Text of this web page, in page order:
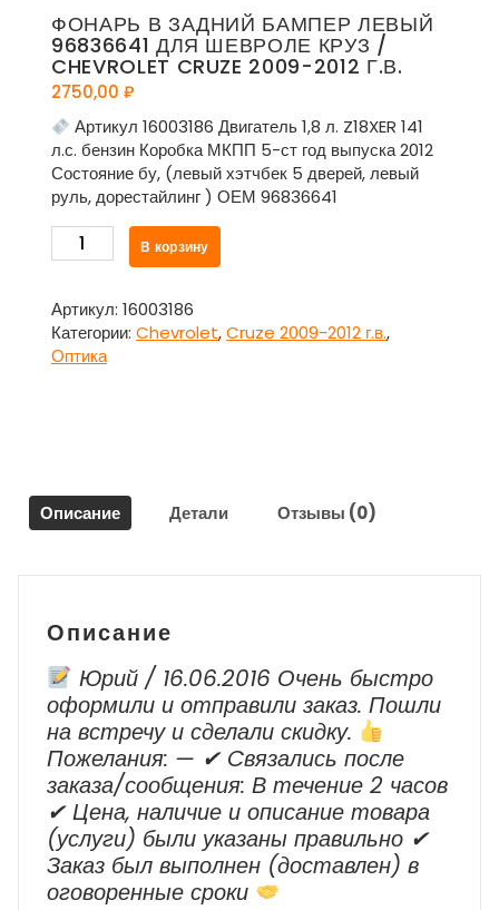
ФОНАРЬ В ЗАДНИЙ БАМПЕР ЛЕВЫЙ
96836641 ДЛЯ ШЕВРОЛЕ КРУЗ /
CHEVROLET CRUZE 2009-2012 Г.В.
2750,00 ₽
Артикул 16003186 Двигатель 1,8 л. Z18XER 141
л.с. бензин Коробка МКПП 5-ст год выпуска 2012
Состояние бу, (левый хэтчбек 5 дверей, левый
руль, дорестайлинг ) ОЕМ 96836641
Количество
товара
в
задний
бампер
/
Chevrolet
В корзину
Артикул: 16003186
Категории: Chevrolet,Cruze 2009-2012 г.в.,
Оптика
Описание Детали Отзывы (0)
Описание
Юрий / 16.06.2016 Очень быстро
оформили и отправили заказ. Пошли
на встречу и сделали скидку.
Пожелания: — ✔ Cвязались после
заказа/сообщения: В течение 2 часов
✔ Цена, наличие и описание товара
(услуги) были указаны правильно ✔
Заказ был выполнен (доставлен) в
оговоренные сроки